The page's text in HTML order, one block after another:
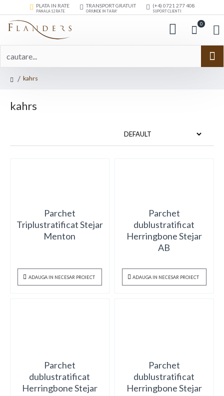
PLATA IN RATE
PANA LA 12 RATE
TRANSPORT GRATUIT
ORIUNDE IN TARA*
(+4) 0721 277 408
SUPORT CLIENTI
0
kahrs
kahrs
Parchet
Triplustratificat Stejar
Menton
ADAUGA IN NECESAR PROIECT
Parchet
dublustratificat
Herringbone Stejar
AB
ADAUGA IN NECESAR PROIECT
Parchet
dublustratificat
Herringbone Stejar
Parchet
dublustratificat
Herringbone Stejar